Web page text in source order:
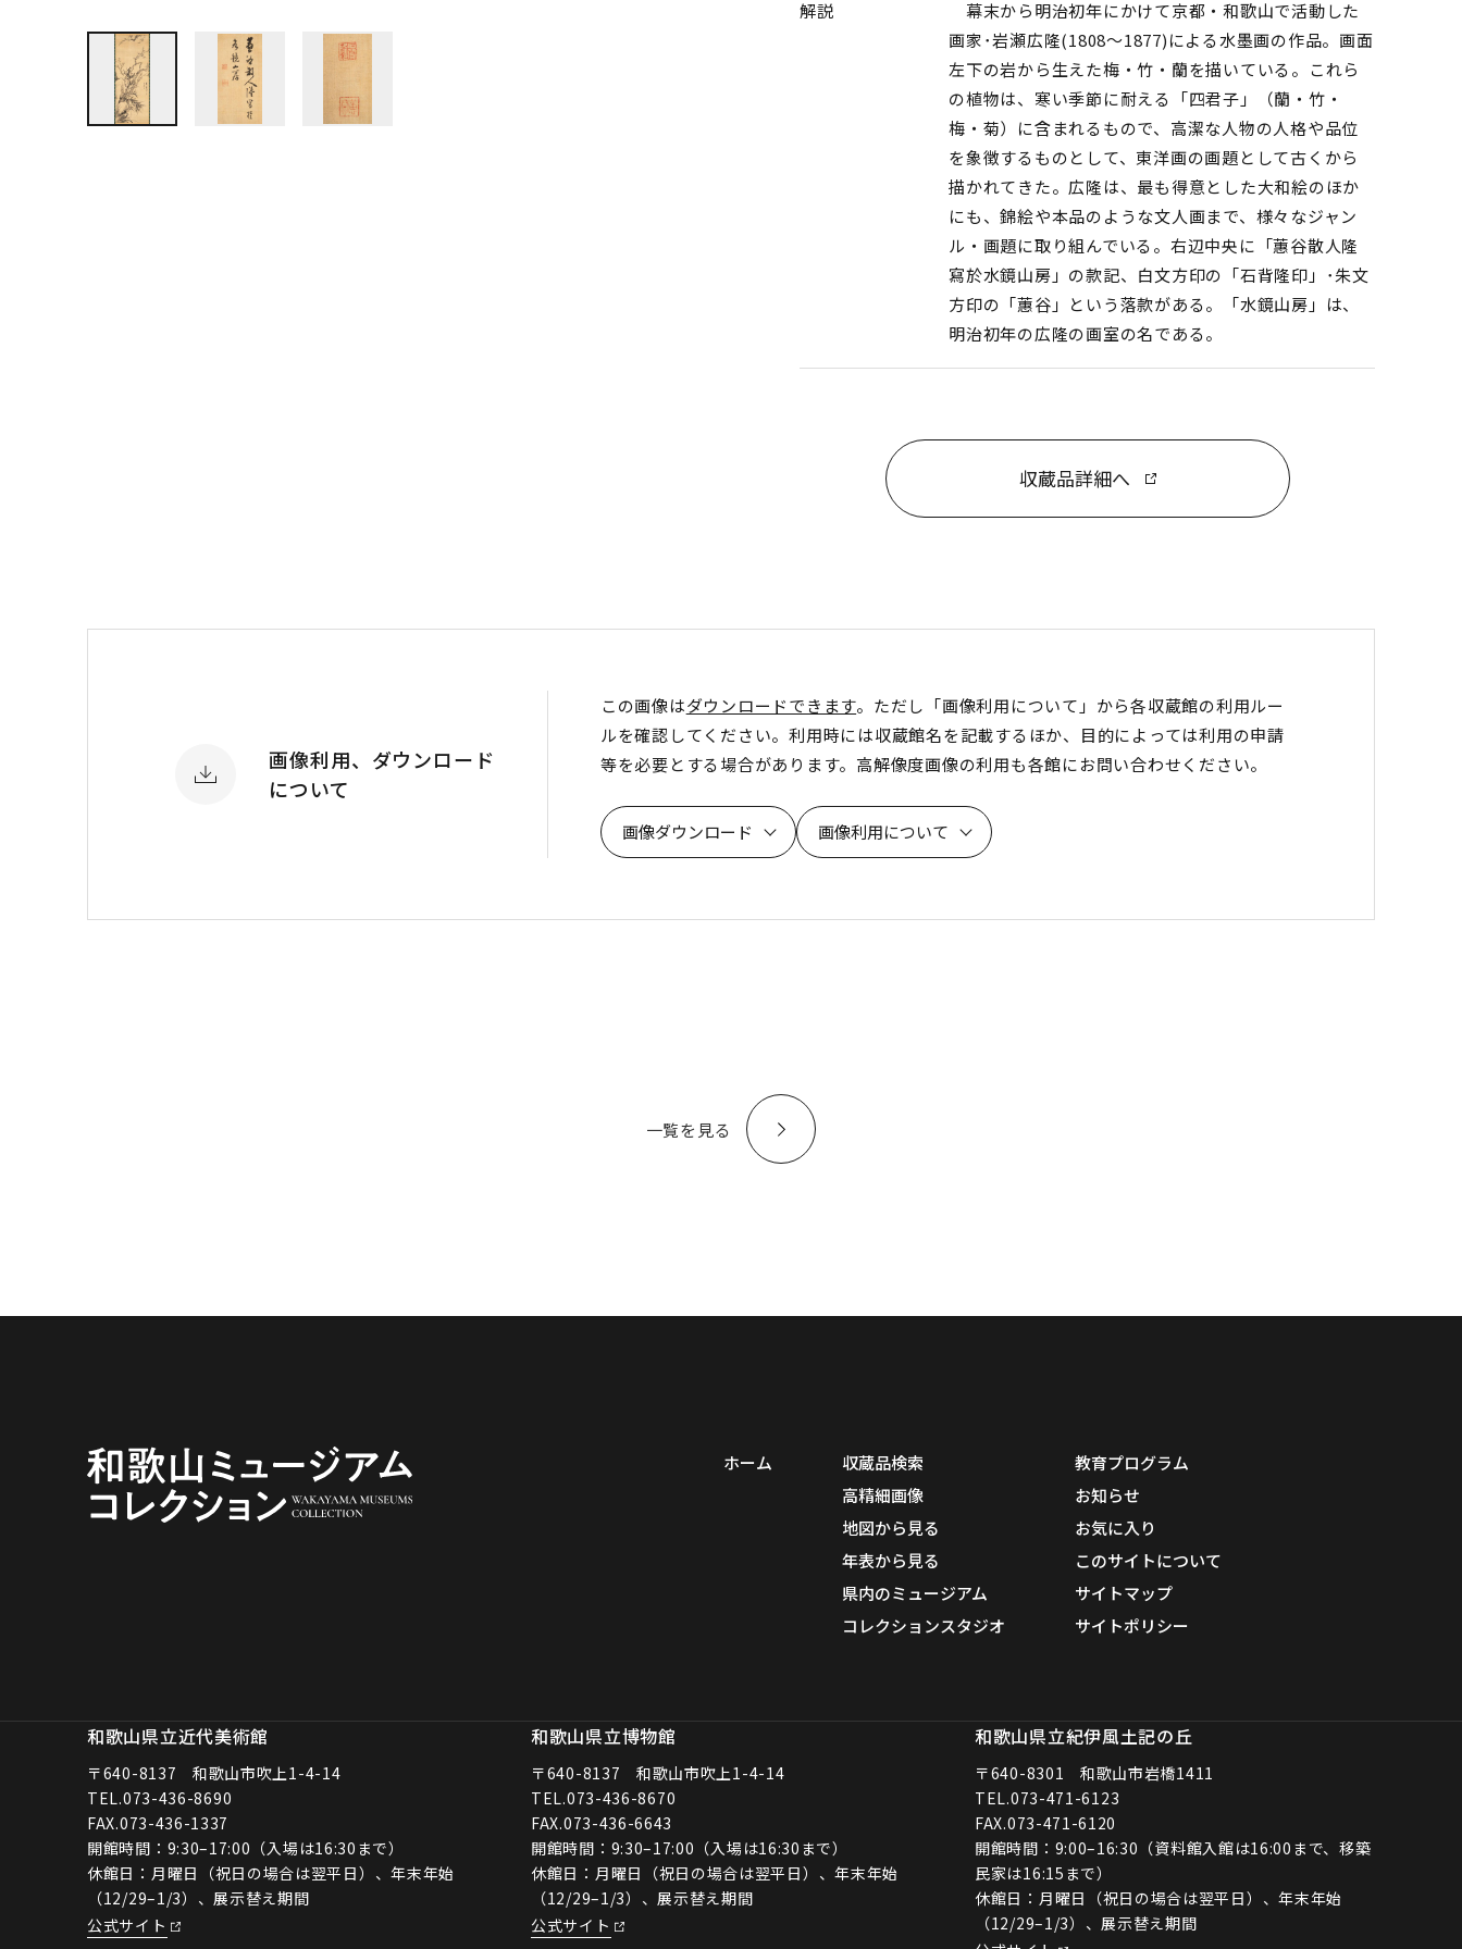
解説
幕末から明治初年にかけて京都・和歌山で活動した
画家･岩瀬広隆(1808～1877)による水墨画の作品。画面
左下の岩から生えた梅・竹・蘭を描いている。これら
の植物は、寒い季節に耐える「四君子」（蘭・竹・
梅・菊）に含まれるもので、高潔な人物の人格や品位
を象徴するものとして、東洋画の画題として古くから
描かれてきた。広隆は、最も得意とした大和絵のほか
にも、錦絵や本品のような文人画まで、様々なジャン
ル・画題に取り組んでいる。右辺中央に「蕙谷散人隆
寫於水鏡山房」の款記、白文方印の「石背隆印」･朱文
方印の「蕙谷」という落款がある。「水鏡山房」は、
明治初年の広隆の画室の名である。
収蔵品詳細へ
画像利用、ダウンロード
について
この画像はダウンロードできます。ただし「画像利用について」から各収蔵館の利用ルー
ルを確認してください。利用時には収蔵館名を記載するほか、目的によっては利用の申請
等を必要とする場合があります。高解像度画像の利用も各館にお問い合わせください。
画像ダウンロード 画像利用について
一覧を見る
ホーム
収蔵品検索
高精細画像
地図から見る
年表から見る
県内のミュージアム
コレクションスタジオ
教育プログラム
お知らせ
お気に入り
このサイトについて
サイトマップ
サイトポリシー
和歌山県立近代美術館
〒640-8137 和歌山市吹上1-4-14
TEL.073-436-8690
FAX.073-436-1337
開館時間：9:30–17:00（入場は16:30まで）
休館日：月曜日（祝日の場合は翌平日）、年末年始
（12/29–1/3）、展示替え期間
公式サイト
和歌山県立博物館
〒640-8137 和歌山市吹上1-4-14
TEL.073-436-8670
FAX.073-436-6643
開館時間：9:30–17:00（入場は16:30まで）
休館日：月曜日（祝日の場合は翌平日）、年末年始
（12/29–1/3）、展示替え期間
公式サイト
和歌山県立紀伊風土記の丘
〒640-8301 和歌山市岩橋1411
TEL.073-471-6123
FAX.073-471-6120
開館時間：9:00–16:30（資料館入館は16:00まで、移築
民家は16:15まで）
休館日：月曜日（祝日の場合は翌平日）、年末年始
（12/29–1/3）、展示替え期間